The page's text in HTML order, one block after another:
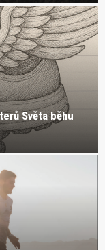
Světa běhu